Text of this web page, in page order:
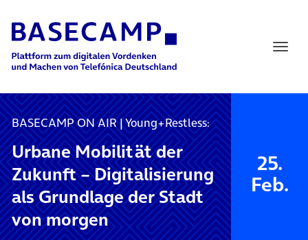
Main Navigation
BASECAMP ON AIR | Young+Restless:
Urbane Mobilität der
Zukunft – Digitalisierung
als Grundlage der Stadt
von morgen
25.
Feb.